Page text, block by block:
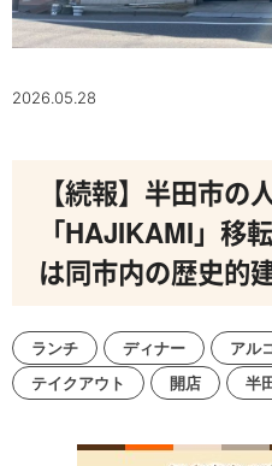
2026.05.28
【続報】半田市の
「HAJIKAMI」移
は同市内の歴史的
ランチ ディナー アル
テイクアウト
開店 半